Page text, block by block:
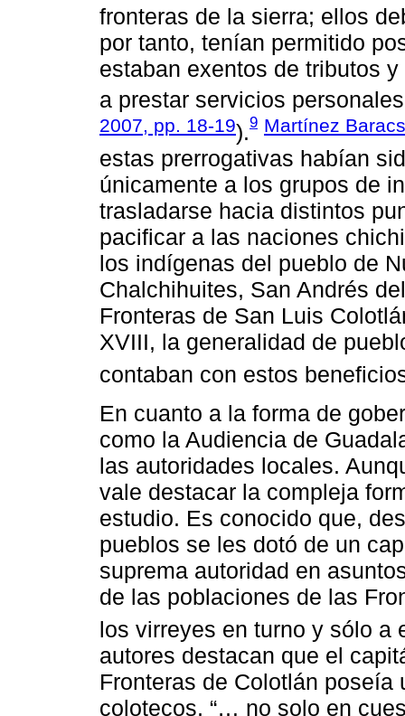
fronteras de la sierra; ellos
por tanto, tenían permitido
estaban exentos de tributos
a prestar servicios
2007, pp. 18-19).9 Martínez
estas prerrogativas habían
únicamente a los grupos de
trasladarse hacia distintos
pacificar a las naciones
los indígenas del pueblo de
Chalchihuites, San Andrés
Fronteras de San Luis
XVIII, la generalidad de
contaban con estos
En cuanto a la forma de
como la Audiencia de
las autoridades locales.
vale destacar la compleja
estudio. Es conocido que,
pueblos se les dotó de un
suprema autoridad en
de las poblaciones de las
los virreyes en turno y sólo a
autores destacan que el
Fronteras de Colotlán
colotecos, “… no solo en